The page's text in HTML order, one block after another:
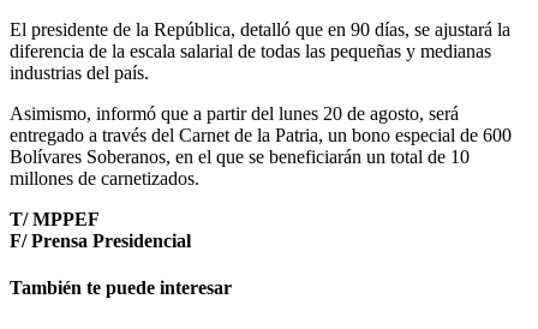
El presidente de la República, detalló que en 90 días, se ajustará la
diferencia de la escala salarial de todas las pequeñas y medianas
industrias del país.
Asimismo, informó que a partir del lunes 20 de agosto, será
entregado a través del Carnet de la Patria, un bono especial de 600
Bolívares Soberanos, en el que se beneficiarán un total de 10
millones de carnetizados.
T/ MPPEF
F/ Prensa Presidencial
También te puede interesar